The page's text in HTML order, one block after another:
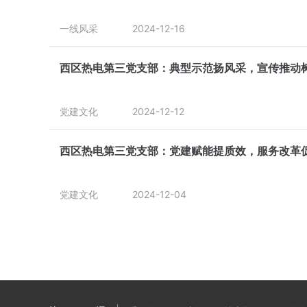
一线风采 2024-12-16
西区热电第三党支部：典型示范扬风采，宣传推动
党建文化 2024-12-12
西区热电第三党支部：党建赋能提质效，服务改革
党建文化 2024-12-04